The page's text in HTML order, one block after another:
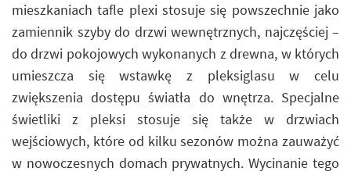
mieszkaniach tafle plexi stosuje się powszechnie jako
zamiennik szyby do drzwi wewnętrznych, najczęściej –
do drzwi pokojowych wykonanych z drewna, w których
umieszcza się wstawkę z pleksiglasu w celu
zwiększenia dostępu światła do wnętrza. Specjalne
świetliki z pleksi stosuje się także w drzwiach
wejściowych, które od kilku sezonów można zauważyć
w nowoczesnych domach prywatnych. Wycinanie tego